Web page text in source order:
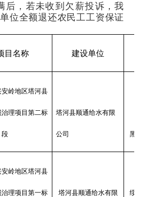
后，若未收到欠薪投诉，我
位全额退还农民工工资保证
目名称 建设单位
岭地区塔河县
理项目第二标
段
塔河县顺通给水有限
公司 黑龙江
岭地区塔河县
理项目第一标 塔河县顺通给水有限 绥化市